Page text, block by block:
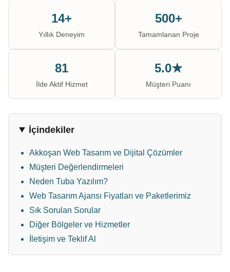
14+
Yıllık Deneyim
500+
Tamamlanan Proje
81
İlde Aktif Hizmet
5.0★
Müşteri Puanı
İçindekiler
Akkoşan Web Tasarım ve Dijital Çözümler
Müşteri Değerlendirmeleri
Neden Tuba Yazılım?
Web Tasarım Ajansı Fiyatları ve Paketlerimiz
Sık Sorulan Sorular
Diğer Bölgeler ve Hizmetler
İletişim ve Teklif Al